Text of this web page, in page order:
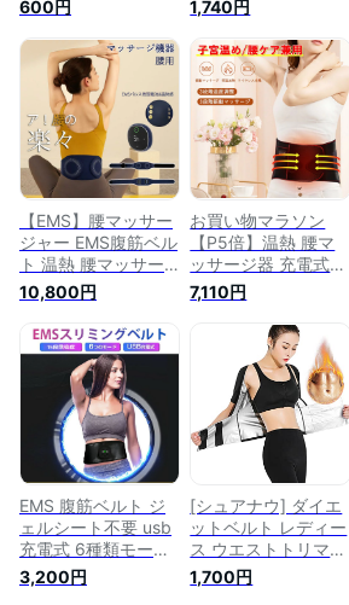
ディース ダイエット
コルセット 腹巻き
引き締め 腰 お腹 腹
筋 くびれ
600円
ルト 腰用サポーター
腰ベルト 骨盤ベルト
サポーター 腰コルセ
ット ベルト 腰椎 コ
ルセット 腹巻 サポ
ートベルト 椎間板
コルセット レディー
ス ぽっこりお腹 引
き締め 産後
1,740円
【EMS】腰マッサー
ジャー EMS腹筋ベル
ト 温熱 腰マッサー
ジ器 充電式 電動 温
感マッサージ 腰サポ
ーター 腰ベルト 温
め 健康 グッズ 軽量
電動 家電 解消グッ
ズ 振動 赤外線療法
ストレス解消 筋肉痛
腰痛 フィットマッサ
ージャー マッサージ
機 電動腰ベルト 誕
生日 ギフト
10,800円
お買い物マラソン
【P5倍】温熱 腰マ
ッサージ器 充電式
電動 温感マッサージ
発熱 腰サポーター
ダイエット器具 お腹
周り 加熱 振動 ヒー
ター ストレス解消
腰の痛み 緩和 改善
温め 電動腰ベルト
簡単操作 贈り物 健
康母の日 新生活家電
7,110円
EMS 腹筋ベルト ジ
ェルシート不要 usb
充電式 6種類モード
腹筋マシン 腰マッサ
ージ器 腹筋パッド
3,200円
[シュアナウ] ダイエ
ットベルト レディー
ス ウエストトリマー
ベルト 発汗 加圧ベ
ルト 腰用サポーター
1,700円